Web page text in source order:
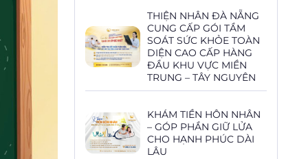
THIỆN NHÂN ĐÀ NẴNG
CUNG CẤP GÓI TẦM
SOÁT SỨC KHỎE TOÀN
DIỆN CAO CẤP HÀNG
ĐẦU KHU VỰC MIỀN
TRUNG – TÂY NGUYÊN
KHÁM TIỀN HÔN NHÂN
– GÓP PHẦN GIỮ LỬA
CHO HẠNH PHÚC DÀI
LÂU